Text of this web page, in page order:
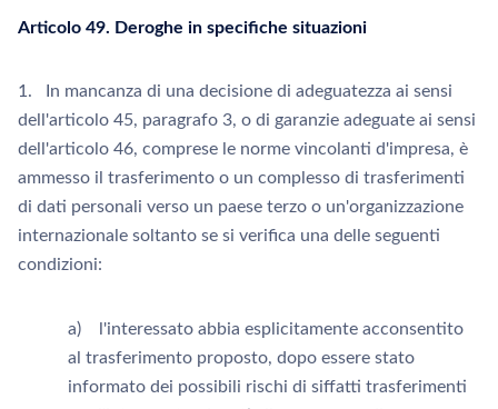
Articolo 49. Deroghe in specifiche situazioni
1. In mancanza di una decisione di adeguatezza ai sensi
dell'articolo 45, paragrafo 3, o di garanzie adeguate ai sensi
dell'articolo 46, comprese le norme vincolanti d'impresa, è
ammesso il trasferimento o un complesso di trasferimenti
di dati personali verso un paese terzo o un'organizzazione
internazionale soltanto se si verifica una delle seguenti
condizioni:
a) l'interessato abbia esplicitamente acconsentito
al trasferimento proposto, dopo essere stato
informato dei possibili rischi di siffatti trasferimenti